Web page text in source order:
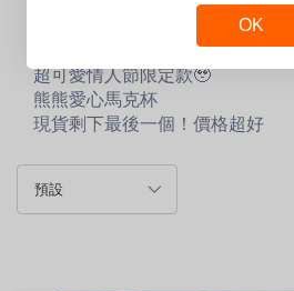
超可愛情人節限定款🥹
熊熊愛心馬克杯
現貨剩下最後一個！價格超好
OK
Focus